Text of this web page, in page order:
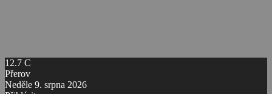
12.7 C
Přerov
Neděle 9. srpna 2026